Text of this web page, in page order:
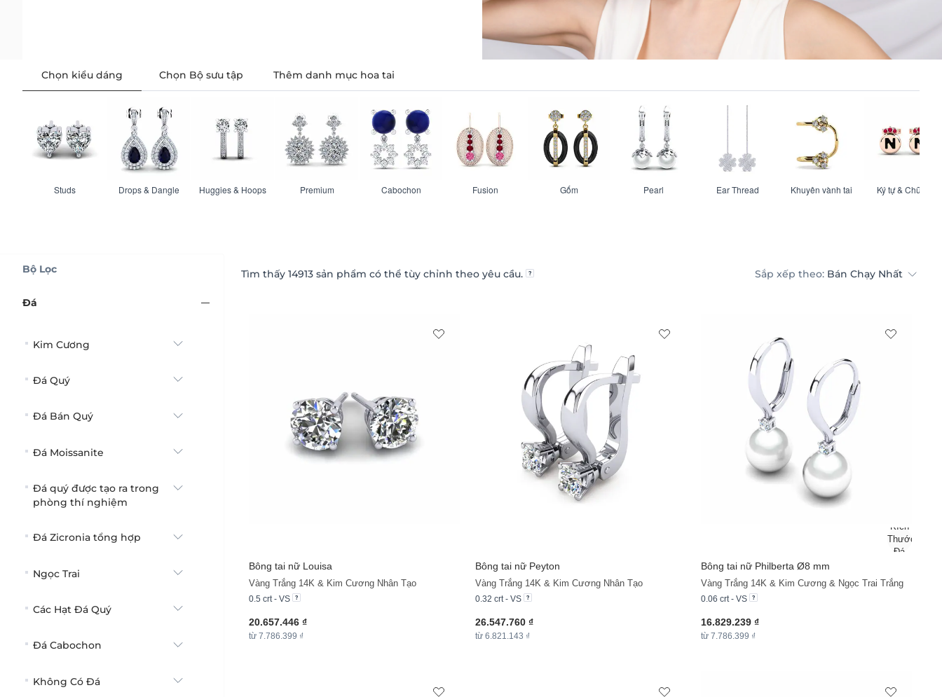
Chọn kiểu dáng
Studs Drops & Dangle Huggies & Hoops Premium Cabochon Fusion Gốm Pearl Ear Thread Khuyên vành tai Ký tự & Chữ cái
Chọn Bộ sưu tập Thêm danh mục hoa tai
Tìm thấy 14913 sản phẩm có thể tùy chỉnh theo yêu cầu. Sắp xếp theo: Bán Chạy Nhất
Bông tai nữ Louisa
Vàng Trắng 14K & Kim Cương Nhân Tạo
0.5 crt - VS
20.657.446 ₫
từ 7.786.399 ₫
Bông tai nữ Peyton
Vàng Trắng 14K & Kim Cương Nhân Tạo
0.32 crt - VS
26.547.760 ₫
từ 6.821.143 ₫
Bông tai nữ Philberta Ø8 mm
Vàng Trắng 14K & Kim Cương & Ngọc Trai Trắng
0.06 crt - VS
16.829.239 ₫
từ 7.786.399 ₫
Bộ Lọc
Đá
Kim Cương
Đá Quý
Đá Bán Quý
Đá Moissanite
Đá quý được tạo ra trong
phòng thí nghiệm
Đá Zicronia tổng hợp
Ngọc Trai
Các Hạt Đá Quý
Đá Cabochon
Không Có Đá